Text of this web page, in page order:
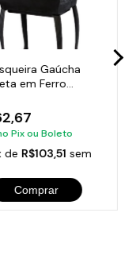
Gaúcha
em Ferro
Pix ou Boleto
de R$103,51 sem
Comprar